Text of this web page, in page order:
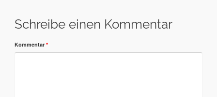
Schreibe einen Kommentar
Kommentar *